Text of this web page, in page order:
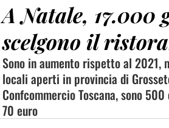
A Natale, 17.000
scelgono il
Sono in aumento rispetto al 2021,
locali aperti in provincia di
Confcommercio Toscana, sono
70 euro